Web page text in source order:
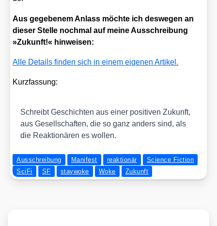
Aus gege­be­nem Anlass möch­te ich des­we­gen an
die­ser Stel­le noch­mal auf mei­ne Aus­schrei­bung
»Zukunft!« hin­wei­sen:
Alle Details fin­den sich in einem eige­nen Arti­kel.
Kurz­fas­sung:
Schreibt Geschich­ten aus einer posi­ti­ven Zukunft,
aus Gesell­schaf­ten, die so ganz anders sind, als
die Reak­tio­nä­ren es wol­len.
Ausschreibung Manifest reaktionär
Science Fiction
SciFi
SF staywoke Woke Zukunft